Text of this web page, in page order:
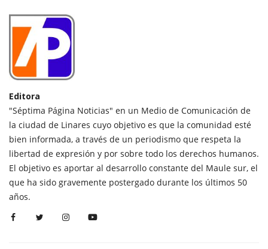
Editora
"Séptima Página Noticias" en un Medio de Comunicación de
la ciudad de Linares cuyo objetivo es que la comunidad esté
bien informada, a través de un periodismo que respeta la
libertad de expresión y por sobre todo los derechos humanos.
El objetivo es aportar al desarrollo constante del Maule sur, el
que ha sido gravemente postergado durante los últimos 50
años.